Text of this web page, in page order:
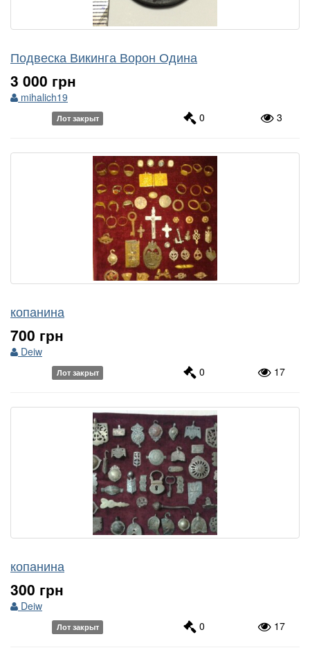
Подвеска Викинга Ворон Одина
3 000 грн
mihalich19
Лот закрыт 0 3
копанина
700 грн
Deiw
Лот закрыт 0 17
копанина
300 грн
Deiw
Лот закрыт 0 17